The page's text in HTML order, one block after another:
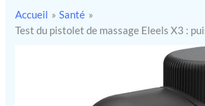
Accueil
Santé
Test du pistolet de massage Eleels X3 :